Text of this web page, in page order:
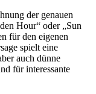
der genauen
Hour“ oder „Sun
für den eigenen
spielt eine
auch dünne
für interessante